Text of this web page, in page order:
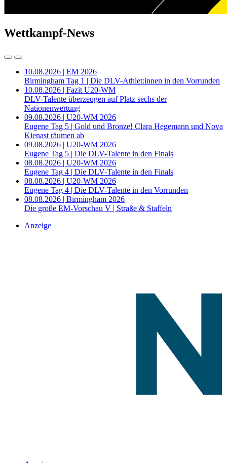
Wettkampf-News
10.08.2026 | EM 2026
Birmingham Tag 1 | Die DLV-Athlet:innen in den Vorrunden
10.08.2026 | Fazit U20-WM
DLV-Talente überzeugen auf Platz sechs der
Nationenwertung
09.08.2026 | U20-WM 2026
Eugene Tag 5 | Gold und Bronze! Clara Hegemann und Nova
Kienast räumen ab
09.08.2026 | U20-WM 2026
Eugene Tag 5 | Die DLV-Talente in den Finals
08.08.2026 | U20-WM 2026
Eugene Tag 4 | Die DLV-Talente in den Finals
08.08.2026 | U20-WM 2026
Eugene Tag 4 | Die DLV-Talente in den Vorrunden
08.08.2026 | Birmingham 2026
Die große EM-Vorschau V | Straße & Staffeln
Anzeige